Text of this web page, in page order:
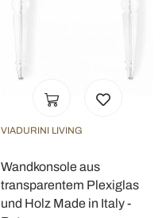
VIADURINI LIVING
Wandkonsole aus
transparentem Plexiglas
und Holz Made in Italy -